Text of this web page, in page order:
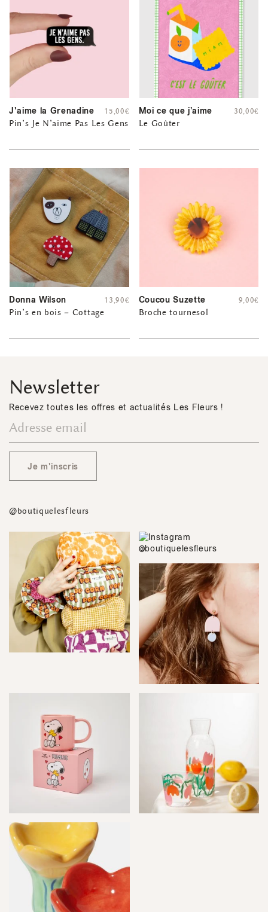
J'aime la Grenadine
Pin’s Je N’aime Pas Les Gens
15,00€ Moi ce que j’aime
Le Goûter
30,00€
Donna Wilson
Pin’s en bois – Cottage
13,90€ Coucou Suzette
Broche tournesol
9,00€
Newsletter
Recevez toutes les offres et actualités Les Fleurs !
Je m'inscris
@boutiquelesfleurs